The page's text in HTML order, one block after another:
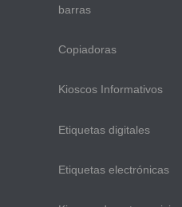
barras
Copiadoras
Kioscos Informativos
Etiquetas digitales
Etiquetas electrónicas